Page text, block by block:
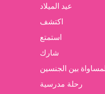
عيد الميلاد
اكتشف
استمتع
شارك
بين الجنسين
رحلة مدرسية